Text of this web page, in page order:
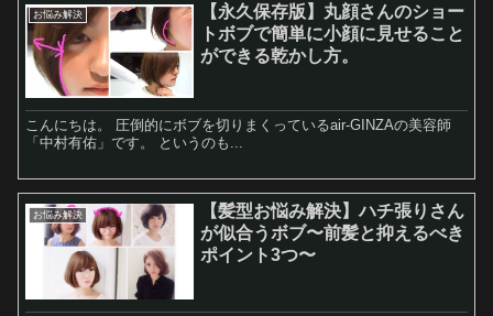
お悩み解決
【永久保存版】丸顔さんのショー
トボブで簡単に小顔に見せること
ができる乾かし方。
こんにちは。 圧倒的にボブを切りまくっているair-GINZAの美容師
「中村有佑」です。 というのも...
お悩み解決
【髪型お悩み解決】ハチ張りさん
が似合うボブ〜前髪と抑えるべき
ポイント3つ〜